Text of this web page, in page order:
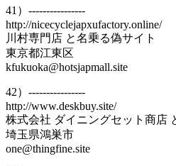
41）----------------
http://nicecyclejapxufactory.online/
川村専門店 と名乗る偽サイト
東京都江東区
kfukuoka@hotsjapmall.site
42）----------------
http://www.deskbuy.site/
株式会社 ダイニングセット商店
埼玉県鴻巣市
one@thingfine.site